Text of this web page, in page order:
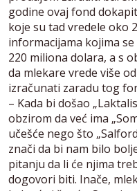
godine ovaj fond
koje su tad vredele oko
informacijama kojima
220 miliona dolara, a s
da mlekare vrede više
izračunati zaradu tog
– Kada bi došao
obzirom da već ima
učešće nego što
znači da bi nam bilo
pitanju da li će njima
dogovori biti. Inače,